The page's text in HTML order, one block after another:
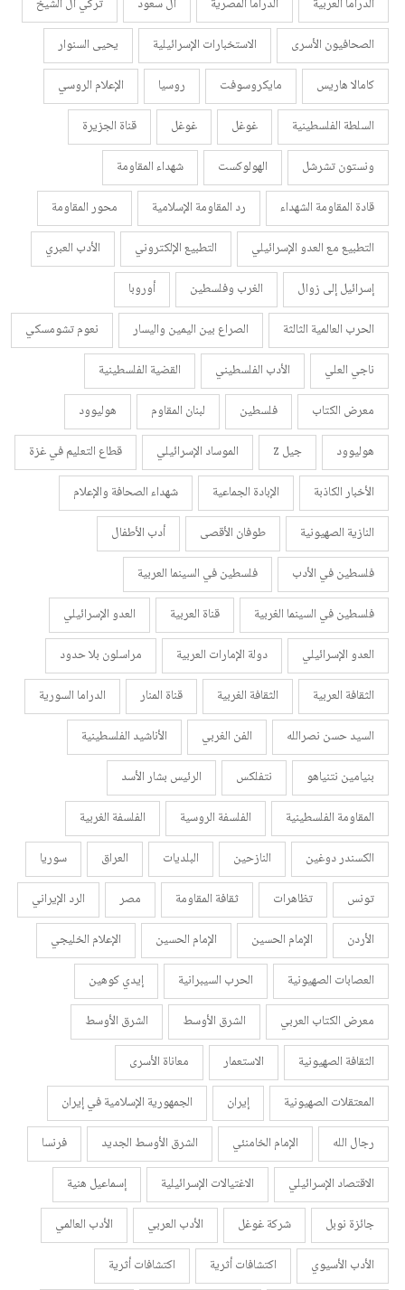
الصحافيون الأسرى
الاستخبارات الإسرائيلية
يحيى السنوار
كامالا هاريس
مايكروسوفت روسيا
الإعلام الروسي
السلطة الفلسطينية
غوغل غوغل
قناة الجزيرة
ونستون تشرشل
الهولوكست
شهداء المقاومة
قادة المقاومة الشهداء
رد المقاومة الإسلامية
محور المقاومة
التطبيع مع العدو الإسرائيلي
التطبيع الإلكتروني
الأدب العبري
إسرائيل إلى زوال
الغرب وفلسطين
أوروبا
الحرب العالمية الثالثة
الصراع بين اليمين واليسار
نعوم تشومسكي
ناجي العلي
الأدب الفلسطيني
القضية الفلسطينية
معرض الكتاب
فلسطين لبنان المقاوم
هوليوود
هوليوود
جيل z الموساد الإسرائيلي
قطاع التعليم في غزة
الأخبار الكاذبة
الإبادة الجماعية
شهداء الصحافة والإعلام
النازية الصهيونية
طوفان الأقصى
أدب الأطفال
فلسطين في الأدب
فلسطين في السينما العربية
فلسطين في السينما الغربية
قناة العربية
العدو الإسرائيلي
العدو الإسرائيلي
دولة الإمارات العربية
مراسلون بلا حدود
الثقافة العربية
الثقافة الغربية قناة المنار
الدراما السورية
السيد حسن نصرالله
الفن الغربي
الأناشيد الفلسطينية
بنيامين نتنياهو
نتفلكس
الرئيس بشار الأسد
المقاومة الفلسطينية
الفلسفة الروسية
الفلسفة الغربية
الكسندر دوغين
النازحين البلديات العراق
سوريا
تونس
تظاهرات ثقافة المقاومة مصر
الرد الإيراني
الأردن
الإمام الحسين الإمام الحسين
الإعلام الخليجي
العصابات الصهيونية
الحرب السيبرانية
إيدي كوهين
معرض الكتاب العربي
الشرق الأوسط
الشرق الأوسط
الثقافة الصهيونية
الاستعمار
معاناة الأسرى
المعتقلات الصهيونية
إيران
الجمهورية الإسلامية في إيران
رجال الله
الإمام الخامنئي الشرق الأوسط الجديد
فرنسا
الاقتصاد الإسرائيلي
الاغتيالات الإسرائيلية
إسماعيل هنية
جائزة نوبل
شركة غوغل الأدب العربي
الأدب العالمي
الأدب الأسيوي
اكتشافات أثرية
اكتشافات أثرية